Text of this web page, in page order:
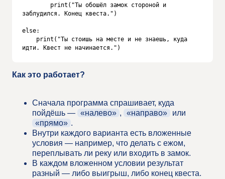
заблудился. Конец квеста.")
else:
идти. Квест не начинается.")
Как это работает?
Сначала программа спрашивает, куда
пойдёшь — «налево» , «направо»
или
«прямо» .
Внутри каждого варианта есть вложенные
условия — например, что делать с ежом,
переплывать ли реку или входить в замок.
В каждом вложенном условии результат
разный — либо выигрыш, либо конец квеста.